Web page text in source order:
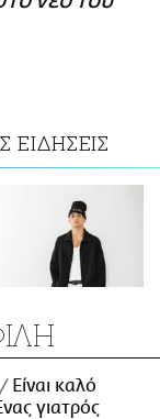
ΕΙΔΗΣΕΙΣ
Είναι καλό
γιατρός